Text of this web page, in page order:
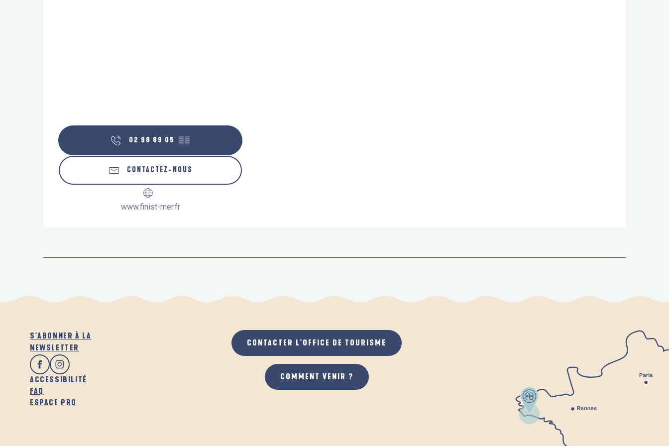
02 98 89 05 ▒▒
CONTACTEZ-NOUS
www.finist-mer.fr
S'ABONNER À LA
NEWSLETTER
ACCESSIBILITÉ
FAQ
ESPACE PRO
CONTACTER L'OFFICE DE TOURISME
COMMENT VENIR ?